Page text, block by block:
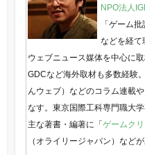
NPO法人
「ゲーム
などを経て
ウェブニュース媒体を中心に
GDCなど海外取材も多数経験
んウェブ）などのコラム連載
なす。東京国際工科専門職大学
主な著書・編著に「ゲームク
（オライリージャパン）などが